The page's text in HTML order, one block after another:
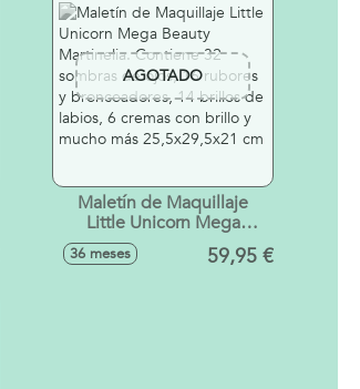
y cepillos.
AGOTADO
Maletín de Maquillaje
Little Unicorn Mega
Beauty Martinelia.
Contiene 32 sombras de
36 meses 59,95 €